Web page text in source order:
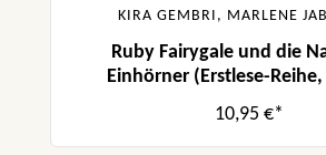
KIRA GEMBRI, MARLENE
Ruby Fairygale und die
Einhörner (Erstlese-
10,95 €*